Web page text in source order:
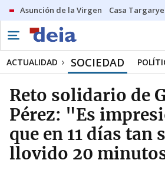
Asunción de la Virgen Casa
ACTUALIDAD SOCIEDAD
Reto solidario de
Pérez: "Es
que en 11 días tan
llovido 20